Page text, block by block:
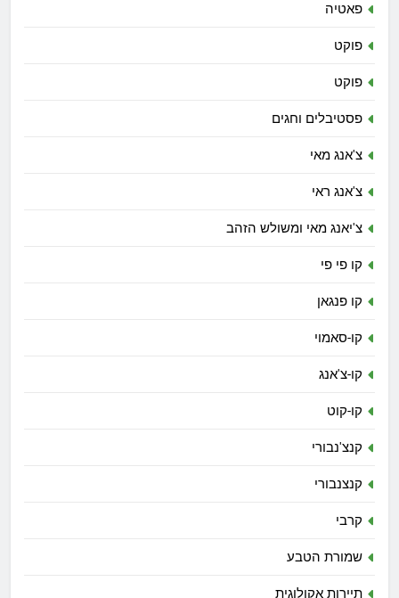
פאטיה
פוקט
פוקט
פסטיבלים וחגים
צ'אנג מאי
צ'אנג ראי
צ'יאנג מאי ומשולש הזהב
קו פי פי
קו פנגאן
קו-סאמוי
קו-צ'אנג
קו-קוט
קנצ'נבורי
קנצנבורי
קרבי
שמורת הטבע
תיירות אקולוגית